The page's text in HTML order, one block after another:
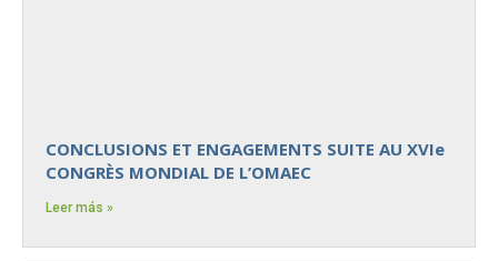
CONCLUSIONS ET ENGAGEMENTS SUITE AU XVIe
CONGRÈS MONDIAL DE L’OMAEC
Leer más »